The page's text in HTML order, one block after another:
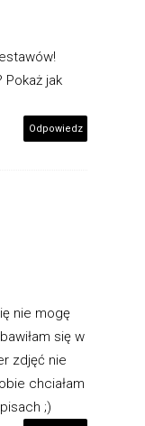
Pokaż jak
Odpowiedz
nie mogę
się w
zdjęć nie
chciałam
;)